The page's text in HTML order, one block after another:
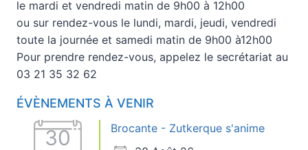
le mardi et vendredi matin de 9h00 à 12h00
ou sur rendez-vous le lundi, mardi, jeudi, vendredi
toute la journée et samedi matin de 9h00 à12h00
Pour prendre rendez-vous, appelez le secrétariat au
03 21 35 32 62
ÉVÈNEMENTS À VENIR
30
Brocante - Zutkerque s'anime